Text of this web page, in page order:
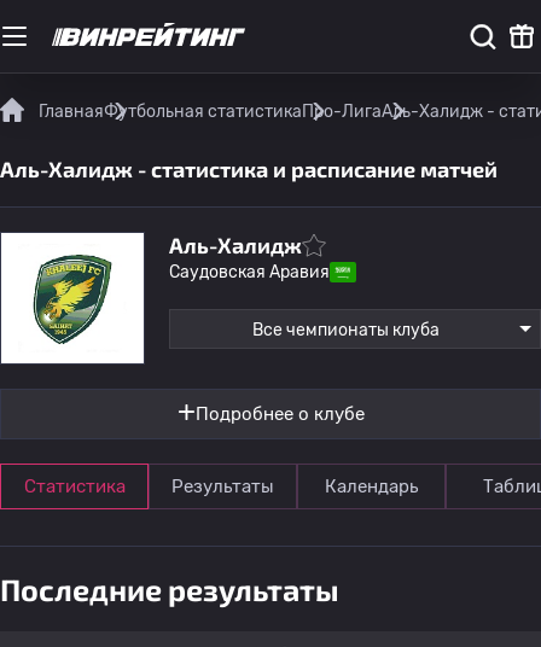
ГлавнаяФутбольная статистикаПро-ЛигаАль-Халидж -
Аль-Халидж - статистика и расписание матчей
Аль-Халидж
Саудовская Аравия
Все чемпионаты клуба
Подробнее о клубе
Статистика Результаты Календарь
Последние результаты